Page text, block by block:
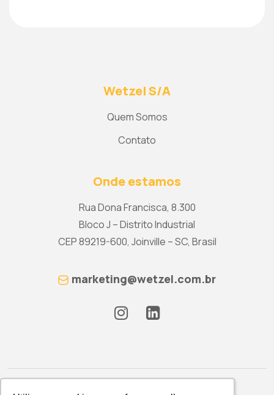
Wetzel S/A
Quem Somos
Contato
Onde estamos
Rua Dona Francisca, 8.300
Bloco J – Distrito Industrial
CEP 89219-600, Joinville – SC, Brasil
marketing@wetzel.com.br